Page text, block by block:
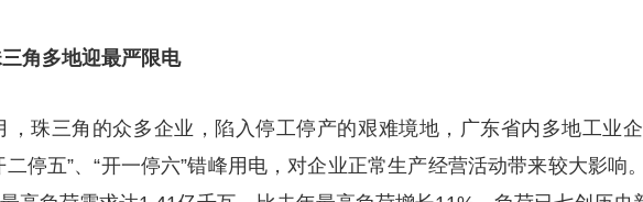
角多地迎最严限电
珠三角的众多企业，陷入停工停产的艰难境地，广东省内多地工业企
二停五”、“开一停六”错峰用电，对企业正常生产经营活动带来较大影响